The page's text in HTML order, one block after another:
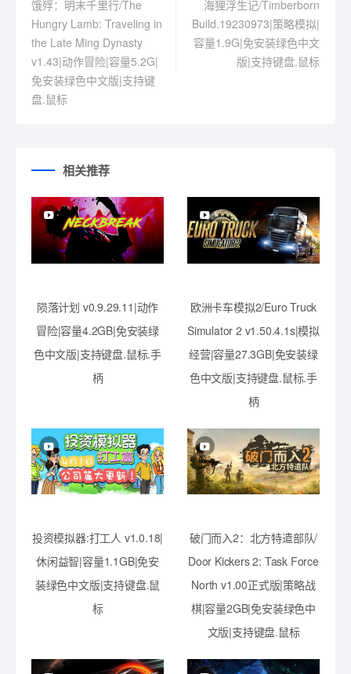
饿殍：明末千里行/The
Hungry Lamb: Traveling in
the Late Ming Dynasty
v1.43|动作冒险|容量5.2G|
免安装绿色中文版|支持键
盘.鼠标
海狸浮生记/Timberborn
Build.19230973|策略模拟|
容量1.9G|免安装绿色中文
版|支持键盘.鼠标
相关推荐
陨落计划 v0.9.29.11|动作
冒险|容量4.2GB|免安装绿
色中文版|支持键盘.鼠标.手
柄
欧洲卡车模拟2/Euro Truck
Simulator 2 v1.50.4.1s|模拟
经营|容量27.3GB|免安装绿
色中文版|支持键盘.鼠标.手
柄
投资模拟器:打工人 v1.0.18|
休闲益智|容量1.1GB|免安
装绿色中文版|支持键盘.鼠
标
破门而入2：北方特遣部队/
Door Kickers 2: Task Force
North v1.00正式版|策略战
棋|容量2GB|免安装绿色中
文版|支持键盘.鼠标